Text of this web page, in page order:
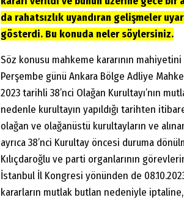
da rahatsızlık uyandıran gelişmeler
gösterdi. Bu konuda neler söylersiniz.
Söz konusu mahkeme kararının
Perşembe günü Ankara Bölge Adliye
2023 tarihli 38’nci Olağan Kurultayı’nın
nedenle kurultayın yapıldığı tarihten
olağan ve olağanüstü kurultayların ve
ayrıca 38’nci Kurultay öncesi duruma
Kılıçdaroğlu ve parti organlarının
İstanbul İl Kongresi yönünden de
kararların mutlak butlan nedeniyle